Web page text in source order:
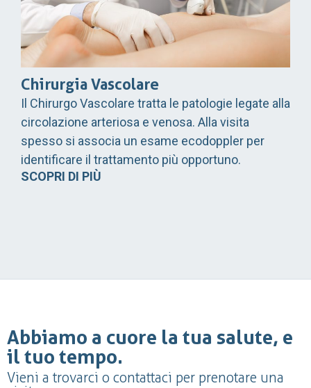
Chirurgia Vascolare
Il Chirurgo Vascolare tratta le patologie legate alla
circolazione arteriosa e venosa. Alla visita
spesso si associa un esame ecodoppler per
identificare il trattamento più opportuno.
SCOPRI DI PIÙ
Abbiamo a cuore la tua salute, e
il tuo tempo.
Vieni a trovarci o contattaci per prenotare una